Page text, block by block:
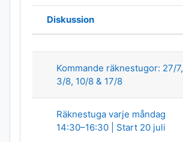
Status
Diskussion
Kommande räknestugor: 27/7,
3/8, 10/8 & 17/8
Räknestuga varje måndag
14:30–16:30 | Start 20 juli